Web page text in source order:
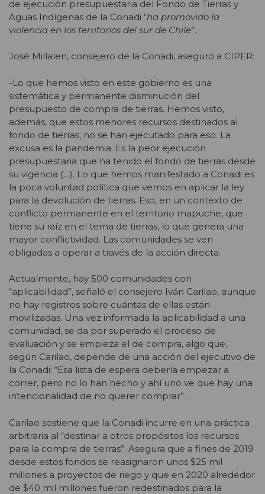
de ejecución presupuestaria del Fondo de Tierras y
Aguas Indígenas de la Conadi “ha promovido la
violencia en los territorios del sur de Chile”.
José Millalen, consejero de la Conadi, aseguró a CIPER:
-Lo que hemos visto en este gobierno es una
sistemática y permanente disminución del
presupuesto de compra de tierras. Hemos visto,
además, que estos menores recursos destinados al
fondo de tierras, no se han ejecutado para eso. La
excusa es la pandemia. Es la peor ejecución
presupuestaria que ha tenido el fondo de tierras desde
su vigencia (…). Lo que hemos manifestado a Conadi es
la poca voluntad política que vemos en aplicar la ley
para la devolución de tierras. Eso, en un contexto de
conflicto permanente en el territorio mapuche, que
tiene su raíz en el tema de tierras, lo que genera una
mayor conflictividad. Las comunidades se ven
obligadas a operar a través de la acción directa.
Actualmente, hay 500 comunidades con
“aplicabilidad”, señaló el consejero Iván Carilao, aunque
no hay registros sobre cuántas de ellas están
movilizadas. Una vez informada la aplicabilidad a una
comunidad, se da por superado el proceso de
evaluación y se empieza el de compra, algo que,
según Carilao, depende de una acción del ejecutivo de
la Conadi: “Esa lista de espera debería empezar a
correr, pero no lo han hecho y ahí uno ve que hay una
intencionalidad de no querer comprar”.
Carilao sostiene que la Conadi incurre en una práctica
arbitraria al “destinar a otros propósitos los recursos
para la compra de tierras”. Asegura que a fines de 2019
desde estos fondos se reasignaron unos $25 mil
millones a proyectos de riego y que en 2020 alrededor
de $40 mil millones fueron redestinados para la